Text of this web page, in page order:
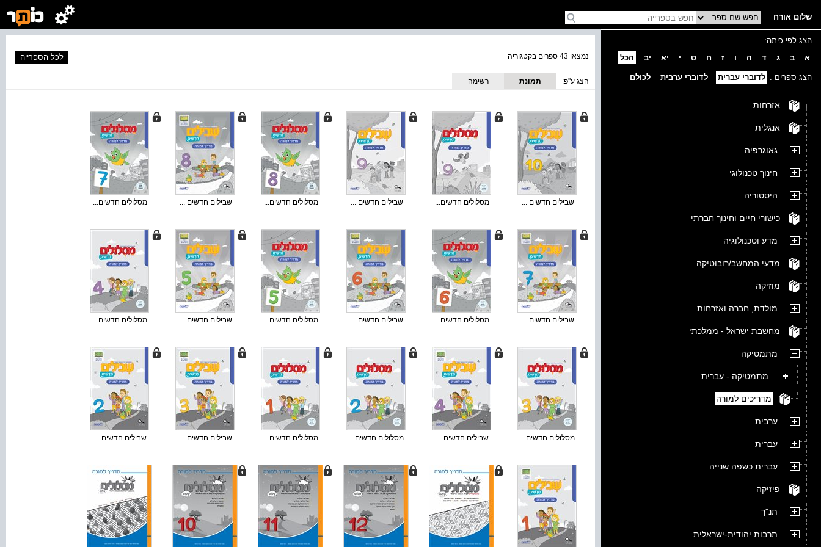
שלום אורח
הצג לפי כיתה:
א
ב ג ד ה ו ז ח ט י יא יב הכל
הצג ספרים : לדוברי עברית לדוברי ערבית לכולם
אזרחות
אנגלית
גאוגרפיה
חינוך טכנולוגי
היסטוריה
כישורי חיים וחינוך חברתי
מדע וטכנולוגיה
מדעי המחשב/רובוטיקה
מוזיקה
מולדת, חברה ואזרחות
מחשבת ישראל - ממלכתי
מתמטיקה
מתמטיקה - עברית
מדריכים למורה
ערבית
עברית
עברית כשפה שנייה
פיזיקה
תנ"ך
תרבות יהודית-ישראלית
נמצאו 43 ספרים בקטגוריה לכל הספרייה
הצג ע''פ:
תמונת
רשימה
שבילים חדשים ... מסלולים חדשים... שבילים חדשים ... מסלולים חדשים... שבילים חדשים ... מסלולים חדשים...
שבילים חדשים ... מסלולים חדשים... שבילים חדשים ... מסלולים חדשים... שבילים חדשים ... מסלולים חדשים...
מסלולים חדשים... שבילים חדשים ... מסלולים חדשים... מסלולים חדשים... שבילים חדשים ... שבילים חדשים ...